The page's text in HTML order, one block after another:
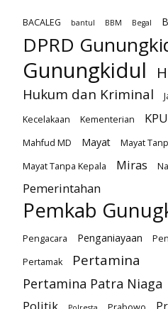
BACALEG bantul BBM Begal
DPRD
Gunungkidul
Hukum dan Kriminal
Kecelakaan
Kementerian KPU
Mahfud MD
Mayat
Mayat
Mayat Tanpa Kepala
Miras
Pemerintahan
Pemkab
Pengacara Penganiayaan
Pertamak Pertamina
Pertamina Patra Niaga